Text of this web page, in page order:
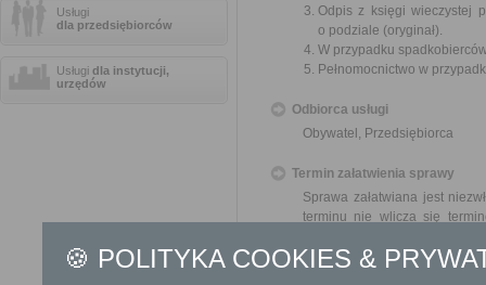
Usługi
dla przedsiębiorców
Usługi dla instytucji,
urzędów
Odpis z księgi wieczystej
o podziale (oryginał).
W przypadku
Pełnomocnictwo w
Odbiorca usługi
Obywatel, Przedsiębiorca
Termin załatwienia sprawy
Sprawa załatwiana jest
terminu nie wlicza się
od organu). W przypadku
🍪 POLITYKA COOKIES &